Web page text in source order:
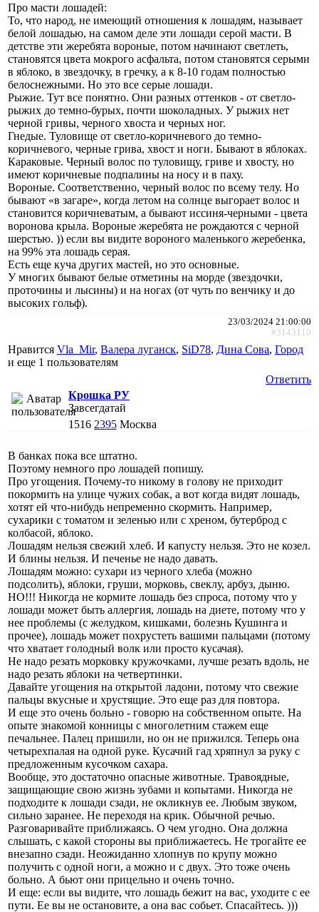
Про масти лошадей:
То, что народ, не имеющий отношения к лошадям, называет
белой лошадью, на самом деле эти лошади серой масти. В
детстве эти жеребята вороные, потом начинают светлеть,
становятся цвета мокрого асфальта, потом становятся серыми
в яблоко, в звездочку, в гречку, а к 8-10 годам полностью
белоснежными. Но это все серые лошади.
Рыжие. Тут все понятно. Они разных оттенков - от светло-
рыжих до темно-бурых, почти шоколадных. У рыжих нет
черной гривы, черного хвоста и черных ног.
Гнедые. Туловище от светло-коричневого до темно-
коричневого, черные грива, хвост и ноги. Бывают в яблоках.
Караковые. Черный волос по туловищу, гриве и хвосту, но
имеют коричневые подпалины на носу и в паху.
Вороные. Соответственно, черный волос по всему телу. Но
бывают «в загаре», когда летом на солнце выгорает волос и
становится коричневатым, а бывают иссиня-черными - цвета
воронова крыла. Вороные жеребята не рождаются с черной
шерстью. )) если вы видите вороного маленького жеребенка,
на 99% эта лошадь серая.
Есть еще куча других мастей, но это основные.
У многих бывают белые отметины на морде (звездочки,
проточины и лысины) и на ногах (от чуть по венчику и до
высоких гольф).
23/03/2024 21:00:00
#3143110
Нравится Vla_Mir, Валера луганск, SiD78, Дина Сова, Город
и еще 1 пользователям
Ответить
Крошка РУ
Завсегдатай
1516 2395 Москва
В банках пока все штатно.
Поэтому немного про лошадей попишу.
Про угощения. Почему-то никому в голову не приходит
покормить на улице чужих собак, а вот когда видят лошадь,
хотят ей что-нибудь непременно скормить. Например,
сухарики с томатом и зеленью или с хреном, бутерброд с
колбасой, яблоко.
Лошадям нельзя свежий хлеб. И капусту нельзя. Это не козел.
И блины нельзя. И печенье не надо давать.
Лошадям можно: сухари из черного хлеба (можно
подсолить), яблоки, груши, морковь, свеклу, арбуз, дыню.
НО!!! Никогда не кормите лошадь без спроса, потому что у
лошади может быть аллергия, лошадь на диете, потому что у
нее проблемы (с желудком, кишками, болезнь Кушинга и
прочее), лошадь может похрустеть вашими пальцами (потому
что хватает голодный волк или просто кусачая).
Не надо резать морковку кружочками, лучше резать вдоль, не
надо резать яблоки на четвертинки.
Давайте угощения на открытой ладони, потому что свежие
пальцы вкусные и хрустящие. Это еще раз для повтора.
И еще это очень больно - говорю на собственном опыте. На
опыте знакомой конницы с многолетним стажем еще
печальнее. Палец пришили, но он не прижился. Теперь она
четырехпалая на одной руке. Кусачий гад хряпнул за руку с
предложенным кусочком сахара.
Вообще, это достаточно опасные животные. Травоядные,
защищающие свою жизнь зубами и копытами. Никогда не
подходите к лошади сзади, не окликнув ее. Любым звуком,
сильно заранее. Не переходя на крик. Обычной речью.
Разговаривайте приближаясь. О чем угодно. Она должна
слышать, с какой стороны вы приближаетесь. Не трогайте ее
внезапно сзади. Неожиданно хлопнув по крупу можно
получить с одной ноги, а можно и с двух. Это тоже очень
больно. А бьют они прицельно и очень точно.
И еще: если вы видите, что лошадь бежит на вас, уходите с ее
пути. Ее вы не остановите, а она вас собьет. Спасайтесь. )))